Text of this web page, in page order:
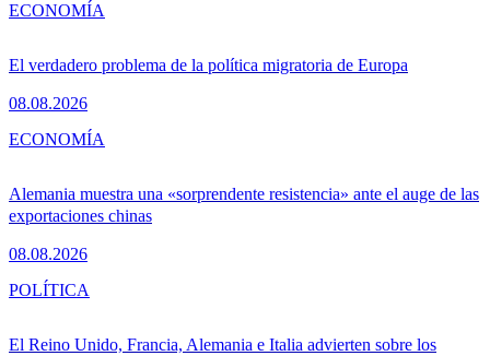
El verdadero problema de la política migratoria de Europa
08.08.2026
ECONOMÍA
Alemania muestra una «sorprendente resistencia» ante el auge de las
exportaciones chinas
08.08.2026
ECONOMÍA
El Reino Unido, Francia, Alemania e Italia advierten sobre los
POLÍTICA